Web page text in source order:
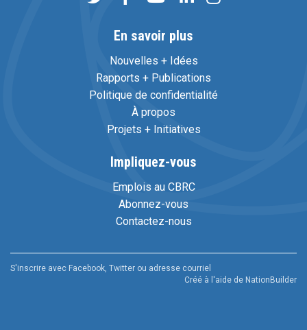
En savoir plus
Nouvelles + Idées
Rapports + Publications
Politique de confidentialité
À propos
Projets + Initiatives
Impliquez-vous
Emplois au CBRC
Abonnez-vous
Contactez-nous
S'inscrire avec Facebook, Twitter ou adresse courriel
Créé à l'aide de NationBuilder